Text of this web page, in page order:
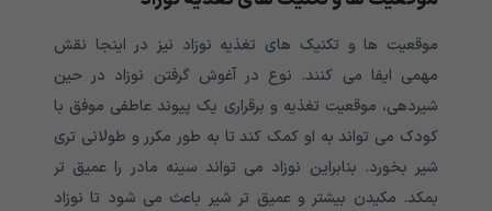
موقعیت ها و تکنیک های تغذیه نوزاد نیز در اینجا نقش
مهمی ایفا می کنند. نوع در آغوش گرفتن نوزاد در حین
شیردهی، موقعیت تغذیه و برقراری یک پیوند عاطفی موفق با
کودک می تواند به او کمک کند تا به طور مکرر و طولانی تری
شیر بخورد. بنابراین نوزاد می تواند سینه مادر را عمیق تر
بمکد. مکیدن بیشتر و عمیق تر شیر باعث می شود تا نوزاد